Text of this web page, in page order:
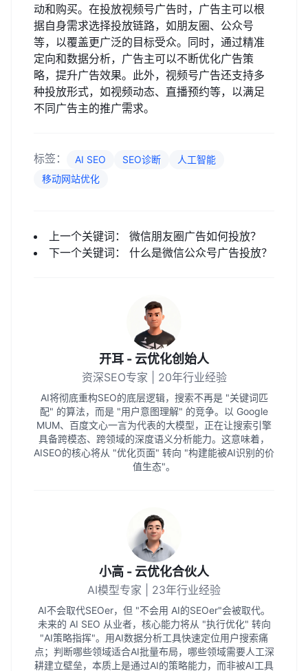
动和购买。在投放视频号广告时，广告主可以根
据自身需求选择投放链路，如朋友圈、公众号
等，以覆盖更广泛的目标受众。同时，通过精准
定向和数据分析，广告主可以不断优化广告策
略，提升广告效果。此外，视频号广告还支持多
种投放形式，如视频动态、直播预约等，以满足
不同广告主的推广需求。
标签： AI SEO SEO诊断
人工智能
移动网站优化
上一个关键词： 微信朋友圈广告如何投放？
下一个关键词： 什么是微信公众号广告投放？
开耳 - 云优化创始人
资深SEO专家 | 20年行业经验
AI将彻底重构SEO的底层逻辑，搜索不再是 "关键词匹
配" 的算法，而是 "用户意图理解" 的竞争。以 Google
MUM、百度文心一言为代表的大模型，正在让搜索引擎
具备跨模态、跨领域的深度语义分析能力。这意味着，
AISEO的核心将从 "优化页面" 转向 "构建能被AI识别的价
值生态"。
小高 - 云优化合伙人
AI模型专家 | 23年行业经验
AI不会取代SEOer，但 "不会用 AI的SEOer"会被取代。
未来的 AI SEO 从业者，核心能力将从 "执行优化" 转向
"AI策略指挥"。用AI数据分析工具快速定位用户搜索痛
点；判断哪些领域适合AI批量布局，哪些领域需要人工深
耕建立壁垒，本质上是通过AI的策略能力，而非被AI工具